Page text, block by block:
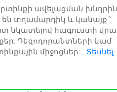
ավելացման խնդրին
տղամարդիկ և կանայք ՝
նկատելով հագուստի վրա
Դեզոդորանտների կամ
միջոցներ... Տեսնել